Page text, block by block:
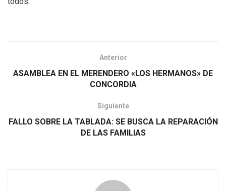
Anterior
ASAMBLEA EN EL MERENDERO «LOS HERMANOS» DE
CONCORDIA
Siguiente
FALLO SOBRE LA TABLADA: SE BUSCA LA REPARACIÓN
DE LAS FAMILIAS